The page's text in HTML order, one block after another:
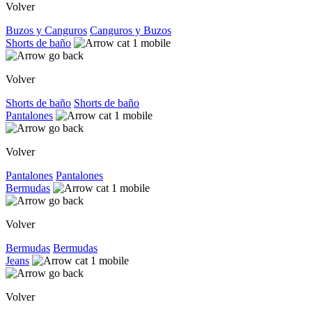
Volver
Buzos y Canguros Canguros y Buzos
Shorts de baño
Volver
Shorts de baño Shorts de baño
Pantalones
Volver
Pantalones Pantalones
Bermudas
Volver
Bermudas Bermudas
Jeans
Volver